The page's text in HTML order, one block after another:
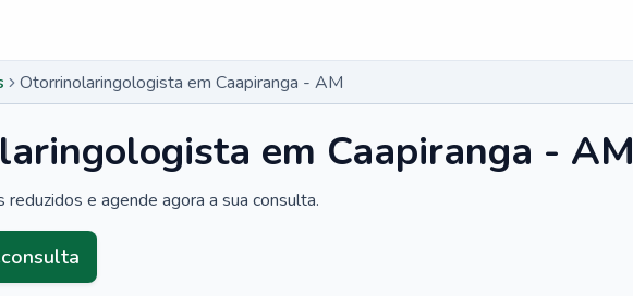
Otorrinolaringologista em Caapiranga - AM
em Caapiranga - AM
e agende agora a sua consulta.